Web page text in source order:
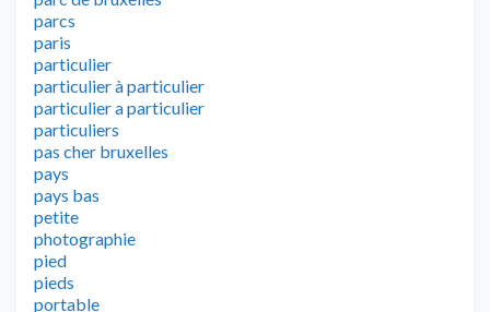
parcs
paris
particulier
particulier à particulier
particulier a particulier
particuliers
pas cher bruxelles
pays
pays bas
petite
photographie
pied
pieds
portable